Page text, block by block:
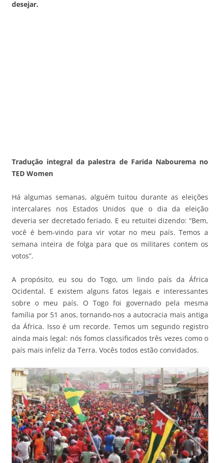
desejar.
Tradução integral da palestra de Farida Nabourema no
TED Women
Há algumas semanas, alguém tuitou durante as eleições
intercalares nos Estados Unidos que o dia da eleição
deveria ser decretado feriado. E eu retuitei dizendo: “Bem,
você é bem-vindo para vir votar no meu país. Temos a
semana inteira de folga para que os militares contem os
votos”.
A propósito, eu sou do Togo, um lindo país da África
Ocidental. E existem alguns fatos legais e interessantes
sobre o meu país. O Togo foi governado pela mesma
família por 51 anos, tornando-nos a autocracia mais antiga
da África. Isso é um recorde. Temos um segundo registro
ainda mais legal: nós fomos classificados três vezes como o
país mais infeliz da Terra. Vocês todos estão convidados.